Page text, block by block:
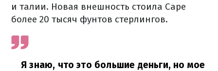
и талии. Новая внешность стоила Саре
более 20 тысяч фунтов стерлингов.
Я знаю, что это большие деньги, но мое